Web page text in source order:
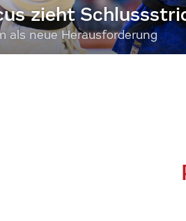
zieht
als neue Herausforderung